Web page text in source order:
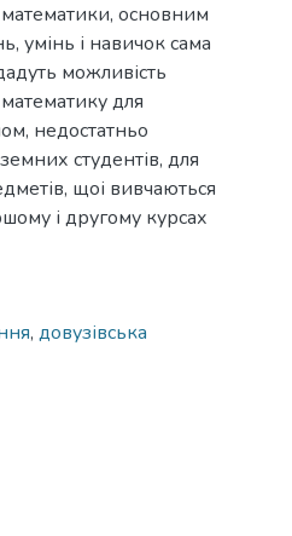
математики, основним
умінь і навичок сама
можливість
для
недостатньо
студентів, для
щоі вивчаються
і другому курсах
, довузівська